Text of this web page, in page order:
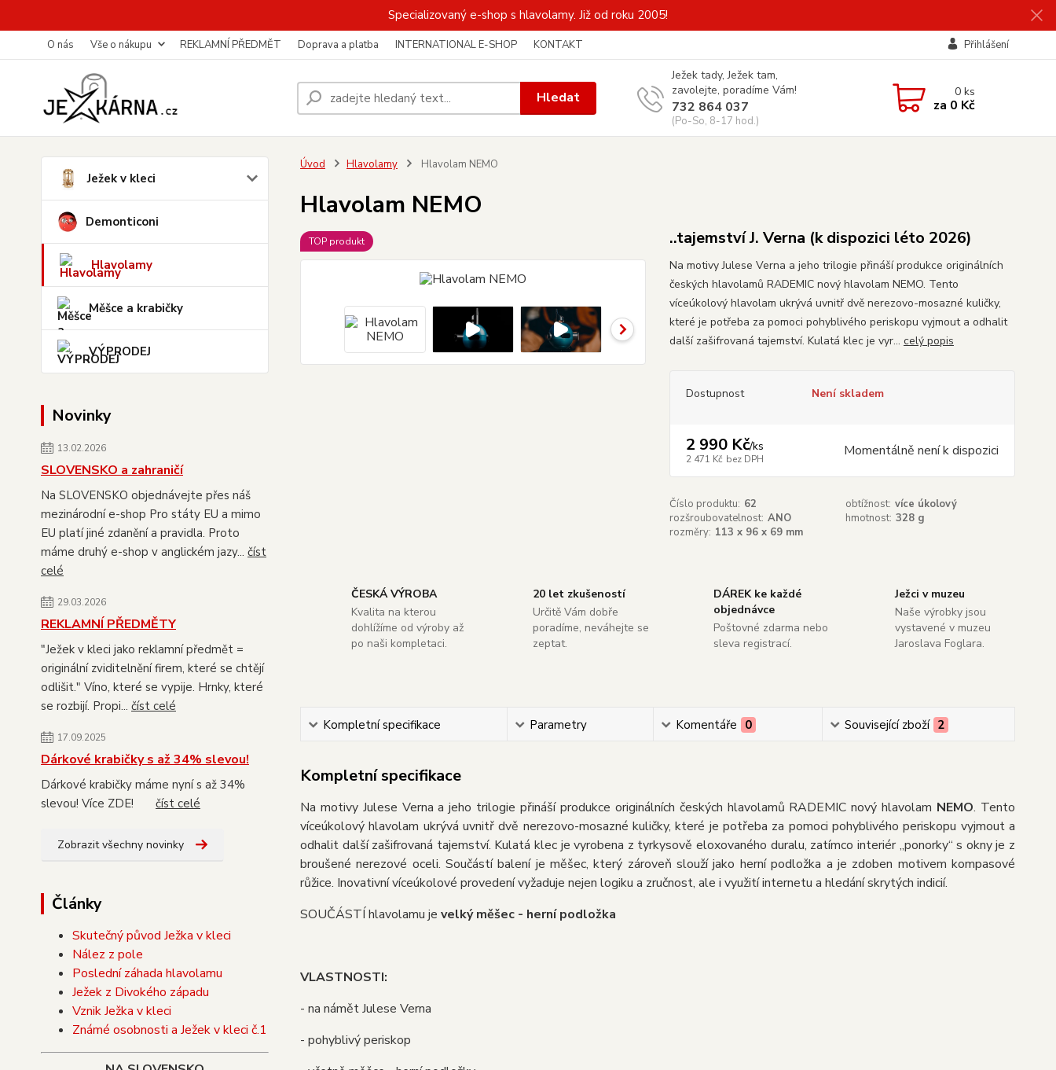
Specializovaný e-shop s hlavolamy. Již od roku 2005!
O nás Vše o nákupu REKLAMNÍ PŘEDMĚT Doprava a platba INTERNATIONAL E-SHOP KONTAKT Přihlášení
Hledat
Ježek tady, Ježek tam,
zavolejte, poradíme Vám!
732 864 037
(Po-So, 8-17 hod.)
0ks
za 0 Kč
Ježek v kleci
Demonticoni
Hlavolamy
Měšce a krabičky
VÝPRODEJ
Novinky
13.02.2026
SLOVENSKO a zahraničí
Na SLOVENSKO objednávejte přes náš
mezinárodní e-shop Pro státy EU a mimo
EU platí jiné zdanění a pravidla. Proto
máme druhý e-shop v anglickém jazy... číst
celé
29.03.2026
REKLAMNÍ PŘEDMĚTY
"Ježek v kleci jako reklamní předmět =
originální zviditelnění firem, které se chtějí
odlišit." Víno, které se vypije. Hrnky, které
se rozbijí. Propi... číst celé
17.09.2025
Dárkové krabičky s až 34% slevou!
Dárkové krabičky máme nyní s až 34%
slevou! Více ZDE! číst celé
Zobrazit všechny novinky
Články
Skutečný původ Ježka v kleci
Nález z pole
Poslední záhada hlavolamu
Ježek z Divokého západu
Vznik Ježka v kleci
Známé osobnosti a Ježek v kleci č.1
Úvod Hlavolamy Hlavolam NEMO
Hlavolam NEMO
TOP produkt ..tajemství J. Verna (k dispozici léto 2026)
Na motivy Julese Verna a jeho trilogie přináší produkce originálních
českých hlavolamů RADEMIC nový hlavolam NEMO. Tento
víceúkolový hlavolam ukrývá uvnitř dvě nerezovo-mosazné kuličky,
které je potřeba za pomoci pohyblivého periskopu vyjmout a odhalit
další zašifrovaná tajemství. Kulatá klec je vyr... celý popis
Dostupnost Není skladem
2 990 Kč/ks
2 471 Kč bez DPH Momentálně není k dispozici
Číslo produktu: 62 obtížnost: více úkolový
rozšroubovatelnost: ANO hmotnost: 328 g
rozměry: 113 x 96 x 69 mm
ČESKÁ VÝROBA
Kvalita na kterou
dohlížíme od výroby až
po naši kompletaci.
20 let zkušeností
Určitě Vám dobře
poradíme, neváhejte se
zeptat.
DÁREK ke každé
objednávce
Poštovné zdarma nebo
sleva registrací.
Ježci v muzeu
Naše výrobky jsou
vystavené v muzeu
Jaroslava Foglara.
Kompletní specifikace Parametry Komentáře 0 Související zboží 2
Kompletní specifikace
Na motivy Julese Verna a jeho trilogie přináší produkce originálních českých hlavolamů RADEMIC nový hlavolam NEMO. Tento
víceúkolový hlavolam ukrývá uvnitř dvě nerezovo-mosazné kuličky, které je potřeba za pomoci pohyblivého periskopu vyjmout a
odhalit další zašifrovaná tajemství. Kulatá klec je vyrobena z tyrkysově eloxovaného duralu, zatímco interiér „ponorky“ s okny je z
broušené nerezové oceli. Součástí balení je měšec, který zároveň slouží jako herní podložka a je zdoben motivem kompasové
růžice. Inovativní víceúkolové provedení vyžaduje nejen logiku a zručnost, ale i využití internetu a hledání skrytých indicií.
SOUČÁSTÍ hlavolamu je velký měšec - herní podložka
VLASTNOSTI:
- na námět Julese Verna
- pohyblivý periskop